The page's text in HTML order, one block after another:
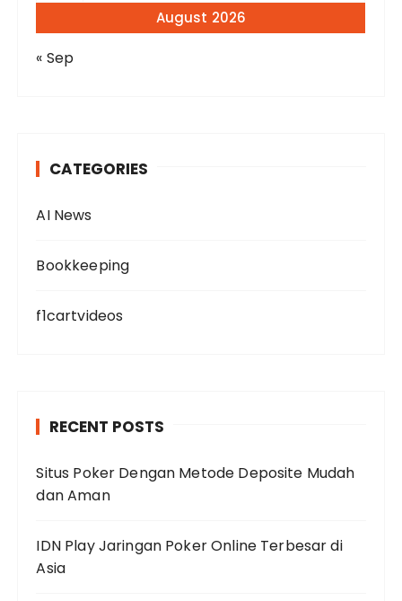
August 2026
« Sep
CATEGORIES
AI News
Bookkeeping
f1cartvideos
RECENT POSTS
Situs Poker Dengan Metode Deposite Mudah
dan Aman
IDN Play Jaringan Poker Online Terbesar di
Asia